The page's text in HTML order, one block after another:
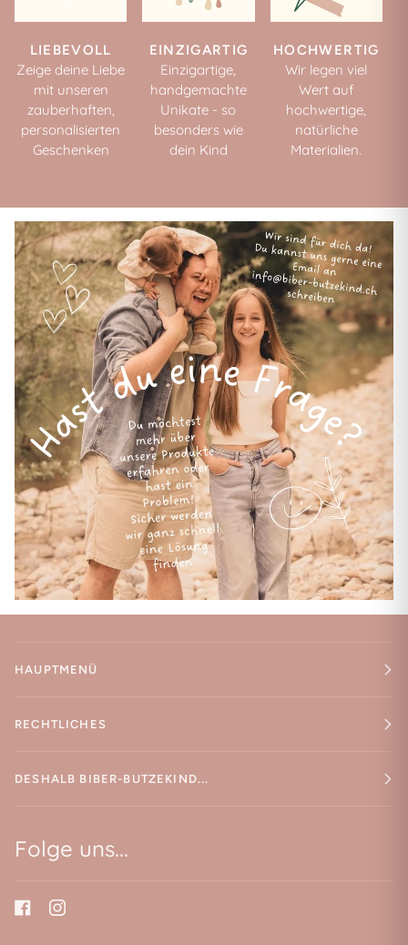
LIEBEVOLL
Zeige deine Liebe
mit unseren
zauberhaften,
personalisierten
Geschenken
EINZIGARTIG
Einzigartige,
handgemachte
Unikate - so
besonders wie
dein Kind
HOCHWERTIG
Wir legen viel
Wert auf
hochwertige,
natürliche
Materialien.
HAUPTMENÜ
RECHTLICHES
DESHALB BIBER-BUTZEKIND...
Folge uns...